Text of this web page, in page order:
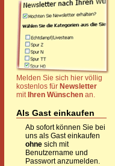
Melden Sie sich hier völlig
kostenlos für Newsletter
mit Ihren Wünschen an.
Als Gast einkaufen
Ab sofort können Sie bei
uns als Gast einkaufen
ohne sich mit
Benutzername und
Passwort anzumelden.